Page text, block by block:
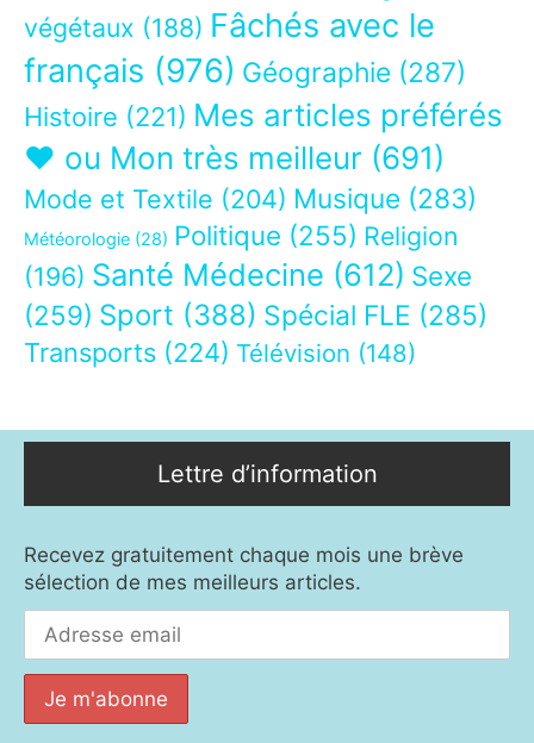
végétaux (188) Fâchés avec le
français (976) Géographie (287)
Histoire (221) Mes articles préférés
❤ ou Mon très meilleur (691)
Mode et Textile (204) Musique (283)
Météorologie (28) Politique (255) Religion
(196) Santé Médecine (612) Sexe
(259) Sport (388) Spécial FLE (285)
Transports (224) Télévision (148)
Lettre d’information
Recevez gratuitement chaque mois une brève
sélection de mes meilleurs articles.